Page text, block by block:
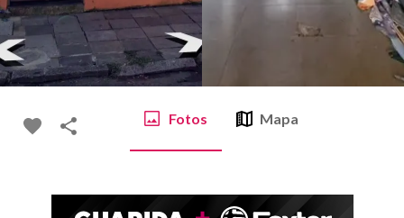
Fotos Mapa